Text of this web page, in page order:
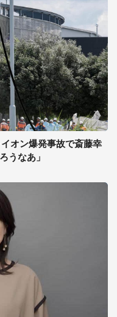
オン爆発事故で斎藤幸
うなあ」